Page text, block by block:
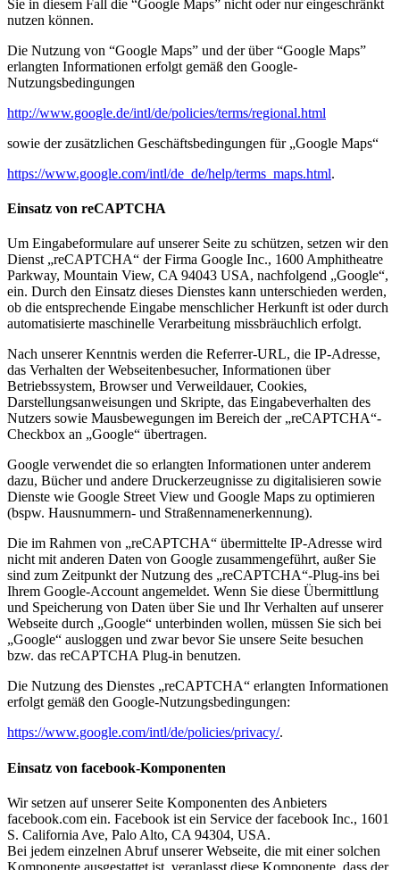
Sie in diesem Fall die “Google Maps” nicht oder nur eingeschränkt
nutzen können.
Die Nutzung von “Google Maps” und der über “Google Maps”
erlangten Informationen erfolgt gemäß den Google-
Nutzungsbedingungen
http://www.google.de/intl/de/policies/terms/regional.html
sowie der zusätzlichen Geschäftsbedingungen für „Google Maps“
https://www.google.com/intl/de_de/help/terms_maps.html.
Einsatz von reCAPTCHA
Um Eingabeformulare auf unserer Seite zu schützen, setzen wir den
Dienst „reCAPTCHA“ der Firma Google Inc., 1600 Amphitheatre
Parkway, Mountain View, CA 94043 USA, nachfolgend „Google“,
ein. Durch den Einsatz dieses Dienstes kann unterschieden werden,
ob die entsprechende Eingabe menschlicher Herkunft ist oder durch
automatisierte maschinelle Verarbeitung missbräuchlich erfolgt.
Nach unserer Kenntnis werden die Referrer-URL, die IP-Adresse,
das Verhalten der Webseitenbesucher, Informationen über
Betriebssystem, Browser und Verweildauer, Cookies,
Darstellungsanweisungen und Skripte, das Eingabeverhalten des
Nutzers sowie Mausbewegungen im Bereich der „reCAPTCHA“-
Checkbox an „Google“ übertragen.
Google verwendet die so erlangten Informationen unter anderem
dazu, Bücher und andere Druckerzeugnisse zu digitalisieren sowie
Dienste wie Google Street View und Google Maps zu optimieren
(bspw. Hausnummern- und Straßennamenerkennung).
Die im Rahmen von „reCAPTCHA“ übermittelte IP-Adresse wird
nicht mit anderen Daten von Google zusammengeführt, außer Sie
sind zum Zeitpunkt der Nutzung des „reCAPTCHA“-Plug-ins bei
Ihrem Google-Account angemeldet. Wenn Sie diese Übermittlung
und Speicherung von Daten über Sie und Ihr Verhalten auf unserer
Webseite durch „Google“ unterbinden wollen, müssen Sie sich bei
„Google“ ausloggen und zwar bevor Sie unsere Seite besuchen
bzw. das reCAPTCHA Plug-in benutzen.
Die Nutzung des Dienstes „reCAPTCHA“ erlangten Informationen
erfolgt gemäß den Google-Nutzungsbedingungen:
https://www.google.com/intl/de/policies/privacy/.
Einsatz von facebook-Komponenten
Wir setzen auf unserer Seite Komponenten des Anbieters
facebook.com ein. Facebook ist ein Service der facebook Inc., 1601
S. California Ave, Palo Alto, CA 94304, USA.
Bei jedem einzelnen Abruf unserer Webseite, die mit einer solchen
Komponente ausgestattet ist, veranlasst diese Komponente, dass der